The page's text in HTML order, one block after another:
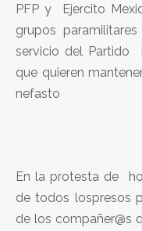
PFP y Ejercito
grupos
servicio del Partido
que quieren
nefasto
En la protesta de
de todos lospresos
de los compañer@s